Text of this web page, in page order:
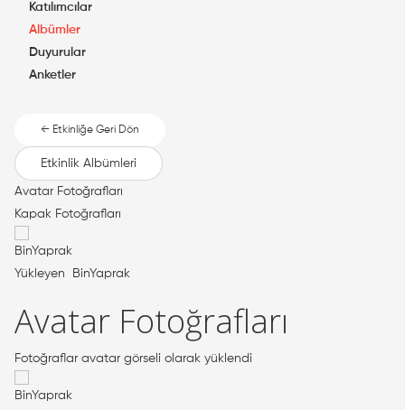
Katılımcılar
Albümler
Duyurular
Anketler
← Etkinliğe Geri Dön
Etkinlik Albümleri
Avatar Fotoğrafları
Kapak Fotoğrafları
Yükleyen BinYaprak
Avatar Fotoğrafları
Fotoğraflar avatar görseli olarak yüklendi